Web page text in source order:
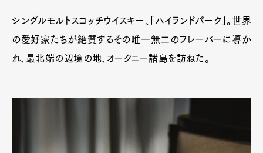
シングルモルトスコッチウイスキー、「ハイランドパーク」。世界
の愛好家たちが絶賛するその唯一無二のフレーバーに導か
れ、最北端の辺境の地、オークニー諸島を訪ねた。